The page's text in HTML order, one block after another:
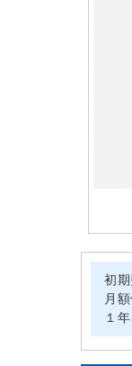
初
月
１